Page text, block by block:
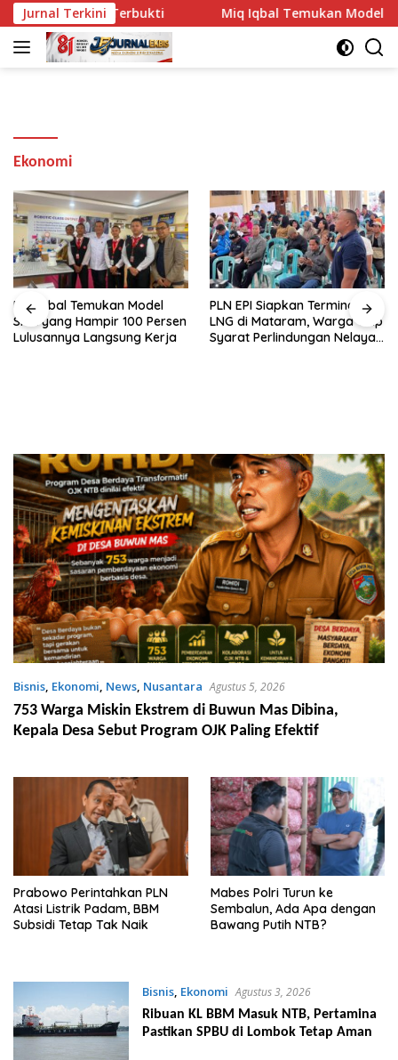
Langsung
ke
konten
Jurnal Terkini
Tak Terbukti Miq Iqbal Temukan Model SMK yang
Ekonomi
Miq Iqbal Temukan Model
SMK yang Hampir 100 Persen
Lulusannya Langsung Kerja
PLN EPI Siapkan Terminal
LNG di Mataram, Warga Titip
Syarat Perlindungan Nelayan
Bisnis, Ekonomi, News, Nusantara Agustus 5, 2026
753 Warga Miskin Ekstrem di Buwun Mas Dibina,
Kepala Desa Sebut Program OJK Paling Efektif
Prabowo Perintahkan PLN
Atasi Listrik Padam, BBM
Subsidi Tetap Tak Naik
Mabes Polri Turun ke
Sembalun, Ada Apa dengan
Bawang Putih NTB?
Bisnis, Ekonomi Agustus 3, 2026
Ribuan KL BBM Masuk NTB, Pertamina
Pastikan SPBU di Lombok Tetap Aman